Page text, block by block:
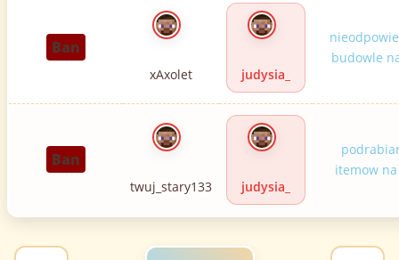
Ban
xAxolet judysia_
budowle
Ban
twuj_stary133 judysia_
itemow